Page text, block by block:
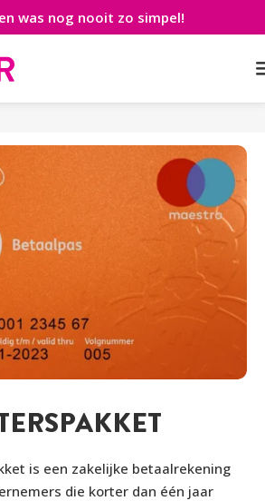
was nog nooit zo simpel!
is een zakelijke betaalrekening
die korter dan één jaar